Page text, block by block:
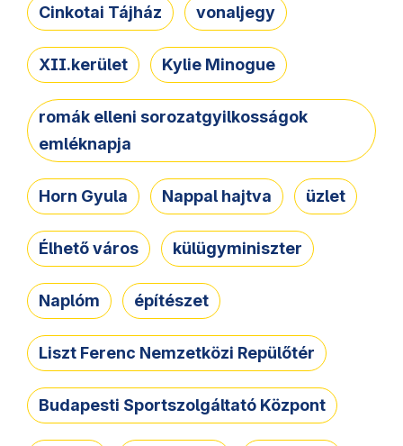
Cinkotai Tájház vonaljegy
XII.kerület Kylie Minogue
romák elleni sorozatgyilkosságok
emléknapja
Horn Gyula Nappal hajtva üzlet
Élhető város külügyminiszter
Naplóm építészet
Liszt Ferenc Nemzetközi Repülőtér
Budapesti Sportszolgáltató Központ